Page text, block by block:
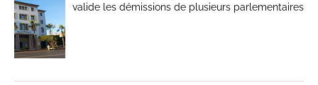
valide les démissions de plusieurs parlementaires